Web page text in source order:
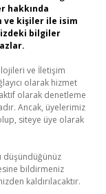
hakkında
ve kişiler ile isim
bilgiler
ve İletişim
olarak hizmet
olarak denetleme
Ancak, üyelerimiz
siteye üye olarak
düşündüğünüz
bildirmeniz
kaldırılacaktır.